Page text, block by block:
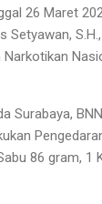
26 Maret
86 gram,